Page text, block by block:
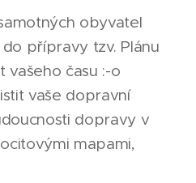
obyvatel
přípravy tzv. Plánu
času :-o
vaše dopravní
dopravy v
mapami,